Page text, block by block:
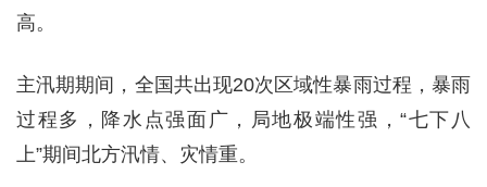
高。
主汛期期间，全国共出现20次区域性暴雨过程，暴雨
过程多，降水点强面广，局地极端性强，“七下八
上”期间北方汛情、灾情重。